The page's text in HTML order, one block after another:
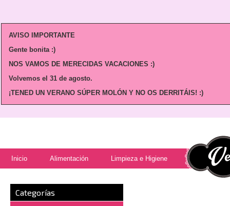
AVISO IMPORTANTE
Gente bonita :)
NOS VAMOS DE MERECIDAS VACACIONES :)
Volvemos el 31 de agosto.
¡TENED UN VERANO SÚPER MOLÓN Y NO OS DERRITÁIS! :)
Inicio Alimentación Limpieza e Higiene
Categorías